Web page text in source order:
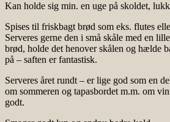
Kan holde sig min. en uge på skoldet,
Spises til friskbagt brød som eks. flutes
Serveres gerne den i små skåle med en
brød, holde det henover skålen og hælde
på – saften er fantastisk.
Serveres året rundt – er lige god som en
om sommeren og tapasbordet m.m. om
godt.